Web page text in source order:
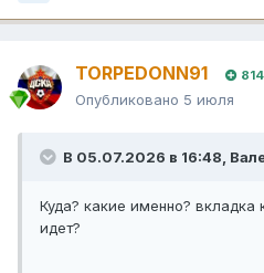
TORPEDONN91 814
Опубликовано 5 июля
В 05.07.2026 в 16:48,
Куда? какие именно? вкладка
идет?